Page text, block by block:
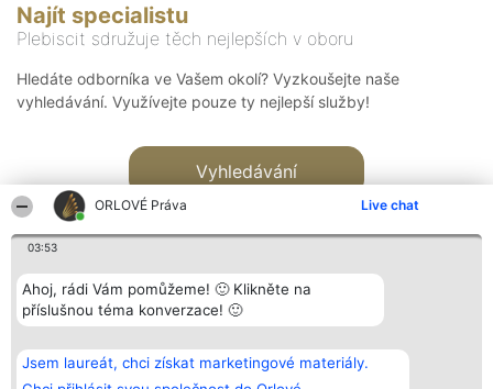
ORLOVÉ Práva Live chat
03:53
Ahoj, rádi Vám pomůžeme! 🙂 Klikněte na
příslušnou téma konverzace! 🙂
Jsem laureát, chci získat marketingové materiály.
Najít specialistu
Plebiscit sdružuje těch nejlepších v oboru
Hledáte odborníka ve Vašem okolí? Vyzkoušejte naše
vyhledávání. Využívejte pouze ty nejlepší služby!
Vyhledávání
Bright Side Solutions sp. z o.
o. sp. k.
ul. Ruska 22
Vítězové
Seznam všech
laureátů
Kontakt